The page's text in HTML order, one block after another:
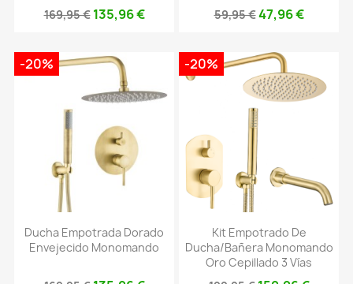
169,95 € 135,96 € 59,95 €47,96 €
Ducha Empotrada Dorado
Envejecido Monomando
-20%
Kit Empotrado De
Ducha/bañera Monomando
Oro Cepillado 3 Vías
-20%